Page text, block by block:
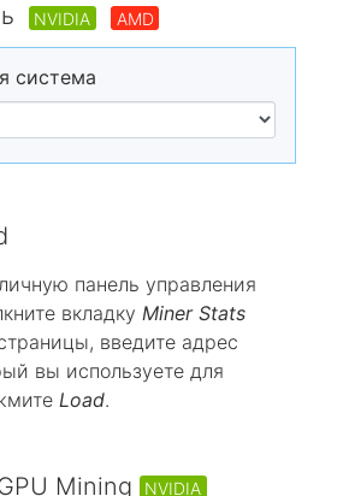
NVIDIA AMD
система
панель управления
вкладку Miner Stats
введите адрес
вы используете для
Load.
Mining NVIDIA